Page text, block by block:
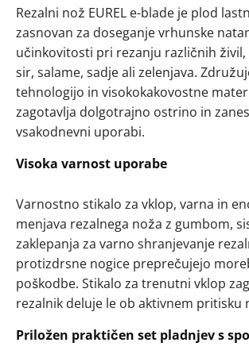
Rezalni nož EUREL e-blade je plod
zasnovan za doseganje vrhunske
učinkovitosti pri rezanju različnih živil,
sir, salame, sadje ali zelenjava.
tehnologijo in visokokakovostne
zagotavlja dolgotrajno ostrino in
vsakodnevni uporabi.​
Visoka varnost uporabe
Varnostno stikalo za vklop, varna in
menjava rezalnega noža z gumbom,
zaklepanja za varno shranjevanje
protizdrsne nogice preprečujejo
poškodbe. Stikalo za trenutni vklop
rezalnik deluje le ob aktivnem pritisku
Priložen praktičen set pladnjev s